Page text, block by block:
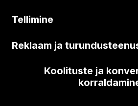
Tellimine
Reklaam ja
Koolituste ja